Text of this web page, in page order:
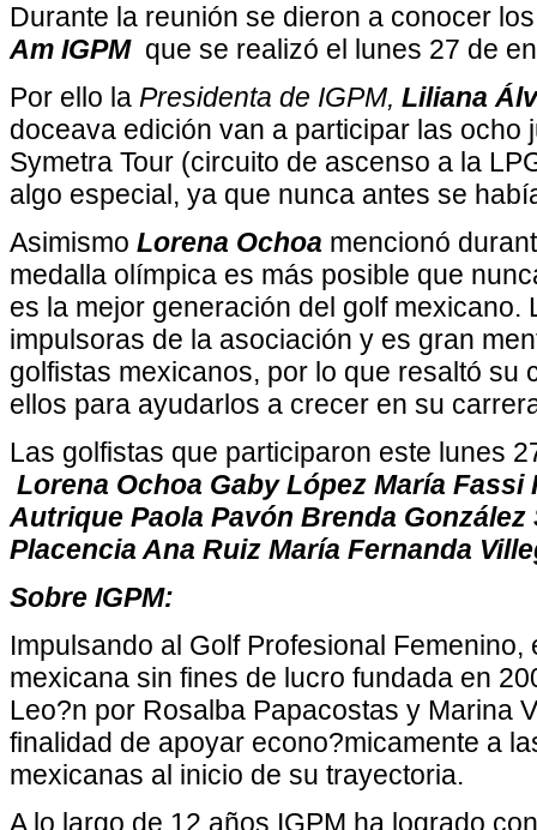
Durante la reunión se dieron a conocer
Am IGPMque se realizó el lunes 27 de
Por ello la Presidenta de IGPM, Liliana
doceava edición van a participar las ocho
Symetra Tour (circuito de ascenso a la
algo especial, ya que nunca antes se
Asimismo Lorena Ochoa mencionó
medalla olímpica es más posible que
es la mejor generación del golf mexicano.
impulsoras de la asociación y es gran
golfistas mexicanos, por lo que resaltó su
ellos para ayudarlos a crecer en su
Las golfistas que participaron este lunes
Lorena Ochoa Gaby López María Fassi
Autrique Paola Pavón Brenda
Placencia Ana Ruiz María Fernanda
Sobre IGPM:
Impulsando al Golf Profesional
mexicana sin fines de lucro fundada en
Leo?n por Rosalba Papacostas y Marina
finalidad de apoyar econo?micamente a
mexicanas al inicio de su trayectoria.
A lo largo de 12 años IGPM ha logrado